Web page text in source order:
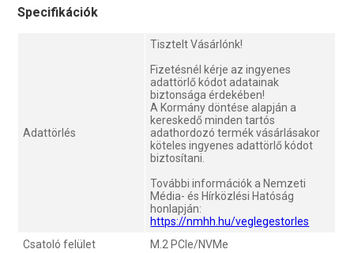
Specifikációk
Adattörlés
Tisztelt Vásárlónk!
Fizetésnél kérje az ingyenes
adattörlő kódot adatainak
biztonsága érdekében!
A Kormány döntése alapján a
kereskedő minden tartós
adathordozó termék vásárlásakor
köteles ingyenes adattörlő kódot
biztosítani.
További információk a Nemzeti
Média- és Hírközlési Hatóság
honlapján:
https://nmhh.hu/veglegestorles
Csatoló felület
M.2 PCIe/NVMe